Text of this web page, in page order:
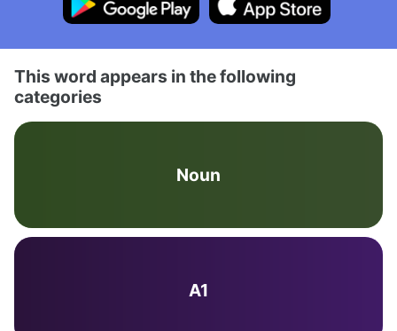
This word appears in the following
categories
Noun
A1